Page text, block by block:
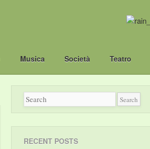
Musica Società Teatro
RECENT POSTS